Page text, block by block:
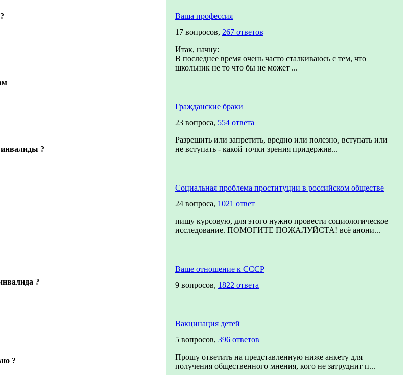
инвалиды ?
?
?
Ваша профессия
17 вопросов, 267 ответов
Итак, начну:
В последнее время очень часто сталкиваюсь с тем, что
школьник не то что бы не может ...
Гражданские браки
23 вопроса, 554 ответа
Разрешить или запретить, вредно или полезно, вступать или
не вступать - какой точки зрения придержив...
Социальная проблема проституции в российском обществе
24 вопроса, 1021 ответ
пишу курсовую, для этого нужно провести социологическое
исследование. ПОМОГИТЕ ПОЖАЛУЙСТА! всё анони...
Ваше отношение к СССР
9 вопросов, 1822 ответа
Вакцинация детей
5 вопросов, 396 ответов
Прошу ответить на представленную ниже анкету для
получения общественного мнения, кого не затруднит п...